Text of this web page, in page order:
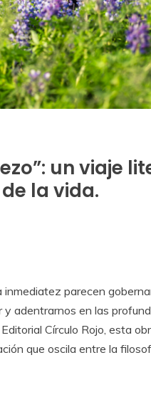
un viaje
la vida.
inmediatez parecen
adentrarnos en las
Círculo Rojo, esta
que oscila entre la